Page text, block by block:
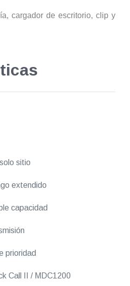
cargador de escritorio, clip y
sitio
extendido
capacidad
prioridad
Call II / MDC1200